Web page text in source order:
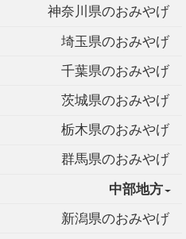
神奈川県のおみやげ
埼玉県のおみやげ
千葉県のおみやげ
茨城県のおみやげ
栃木県のおみやげ
群馬県のおみやげ
中部地方
新潟県のおみやげ